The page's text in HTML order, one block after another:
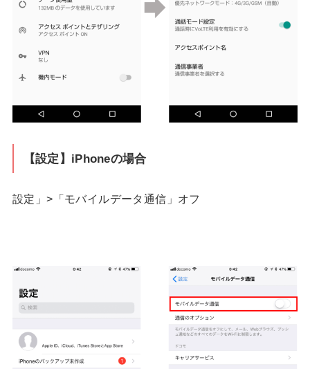
【設定】iPhoneの場合
設定」>「モバイルデータ通信」オフ